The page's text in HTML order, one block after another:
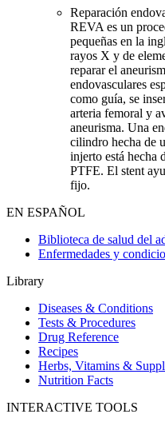
Reparación
REVA es un
pequeñas en la
rayos X y de
reparar el
endovasculares
como guía, se
arteria femoral y
aneurisma. Una
cilindro hecha de
injerto está hecha
PTFE. El stent
fijo.
EN ESPAÑOL
Biblioteca de salud del
Enfermedades y
Library
Diseases & Conditions
Tests & Procedures
Drug Reference
Recipes
Herbs, Vitamins &
Nutrition Facts
INTERACTIVE TOOLS